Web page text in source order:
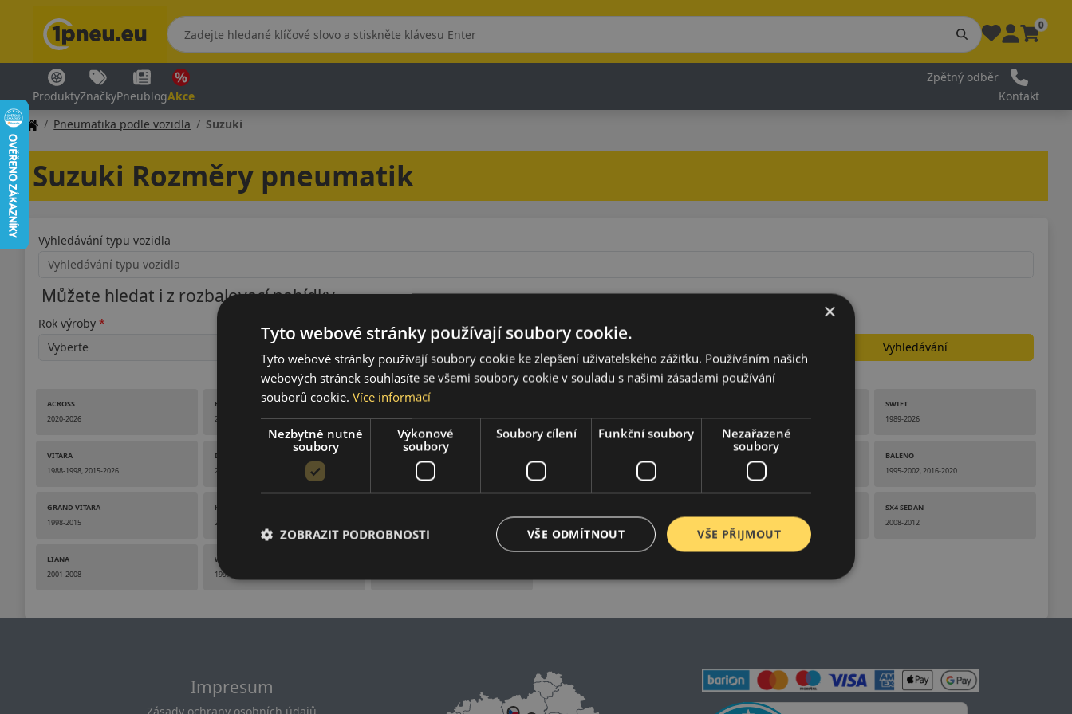
0
ProduktyZnačkyPneublogAkce
Zpětný odběr
Kontakt
Pneumatika podle vozidla
Suzuki
Suzuki Rozměry pneumatik
Vyhledávání typu vozidla
Můžete hledat i z rozbalovací nabídky
Rok výroby
Vyhledávání
ACROSS
2020-2026
E VITARA
2024-2026
JIMNY
1998-2026
2013-2026
2020-2026
SWIFT
1989-2026
VITARA
1988-1998, 2015-2026
IGNIS
2000-2008, 2016-2024
2005-2024
2013-2021
BALENO
1995-2002, 2016-2020
GRAND VITARA
1998-2015
KIZASHI
2009-2015
SX4 SEDAN
2008-2012
LIANA
2001-2008
WAGON R+
1997-2006
Impresum
Zásady ochrany osobních údajů
×
Tyto webové stránky používají soubory cookie.
Tyto webové stránky používají soubory cookie ke zlepšení uživatelského zážitku. Používáním našich
webových stránek souhlasíte se všemi soubory cookie v souladu s našimi zásadami používání
souborů cookie. Více informací
Nezbytně nutné
soubory
Výkonové
soubory
Soubory cílení Funkční soubory
Nezařazené
soubory
VŠE PŘIJMOUT
VŠE ODMÍTNOUT
ZOBRAZIT PODROBNOSTI